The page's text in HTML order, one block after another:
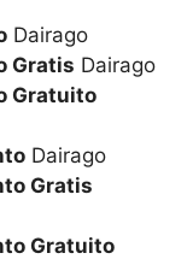
Dairago
Gratis Dairago
Gratuito
Dairago
Gratis
Gratuito